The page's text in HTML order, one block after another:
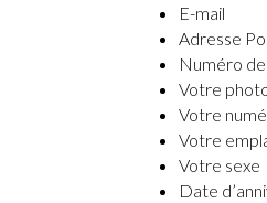
E-mail
Adresse
Numéro
Votre
Votre
Votre
Votre sexe
Date